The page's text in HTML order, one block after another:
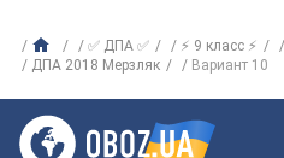
✅ ДПА ✅ ⚡ 9 класс ⚡
ДПА 2018 Мерзляк
Вариант 10